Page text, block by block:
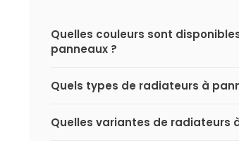
Quelles couleurs sont
panneaux ?
Quels types de radiateurs à
Quelles variantes de radiateurs